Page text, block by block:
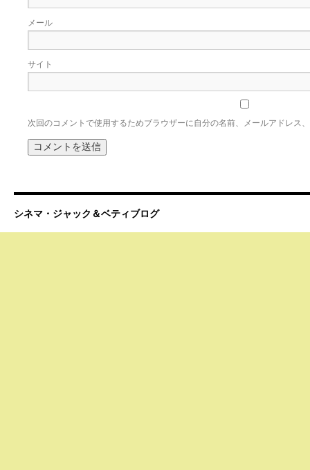
メール
サイト
次回のコメントで使用するためブラウザーに自分の名前、メールアドレス
シネマ・ジャック＆ベティブログ